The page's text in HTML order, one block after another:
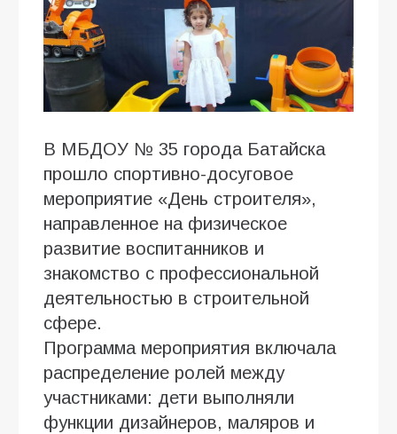
В МБДОУ № 35 города Батайска
прошло спортивно-досуговое
мероприятие «День строителя»,
направленное на физическое
развитие воспитанников и
знакомство с профессиональной
деятельностью в строительной
сфере.
Программа мероприятия включала
распределение ролей между
участниками: дети выполняли
функции дизайнеров, маляров и